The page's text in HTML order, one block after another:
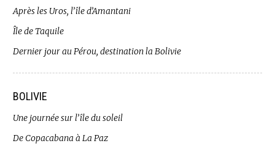
Après les Uros, l’île d’Amantani
Île de Taquile
Dernier jour au Pérou, destination la Bolivie
BOLIVIE
Une journée sur l’île du soleil
De Copacabana à La Paz